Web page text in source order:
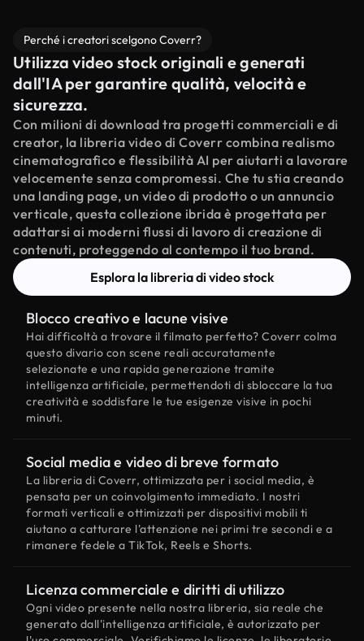
Perché i creatori scelgono Coverr?
Utilizza video stock originali e generati
dall'IA per garantire qualità, velocità e
sicurezza.
Con milioni di download tra progetti commerciali e di
creator, la libreria video di Coverr combina realismo
cinematografico e flessibilità AI per aiutarti a lavorare
velocemente senza compromessi. Che tu stia creando
una landing page, un video di prodotto o un annuncio
verticale, questa collezione ibrida è progettata per
adattarsi ai moderni flussi di lavoro di creazione di
contenuti, proteggendo al contempo il tuo brand.
Esplora la libreria di video stock
Blocco creativo e lacune visive
Hai difficoltà a trovare il filmato perfetto? Coverr colma
questo divario con scene reali accuratamente
selezionate e una rapida generazione tramite
intelligenza artificiale, permettendoti di sbloccare la tua
creatività e soddisfare le tue esigenze visive in pochi
minuti.
Social media e video di breve formato
La libreria di Coverr, ottimizzata per i social media, è
pensata per un coinvolgimento immediato. I nostri
formati verticali e ottimizzati per dispositivi mobili ti
aiutano a catturare l'attenzione nei primi tre secondi e a
rimanere fedele a TikTok, Reels e Shorts.
Licenza commerciale e diritti di utilizzo
Ogni video presente nella nostra libreria, sia reale che
generato dall'intelligenza artificiale, è autorizzato per